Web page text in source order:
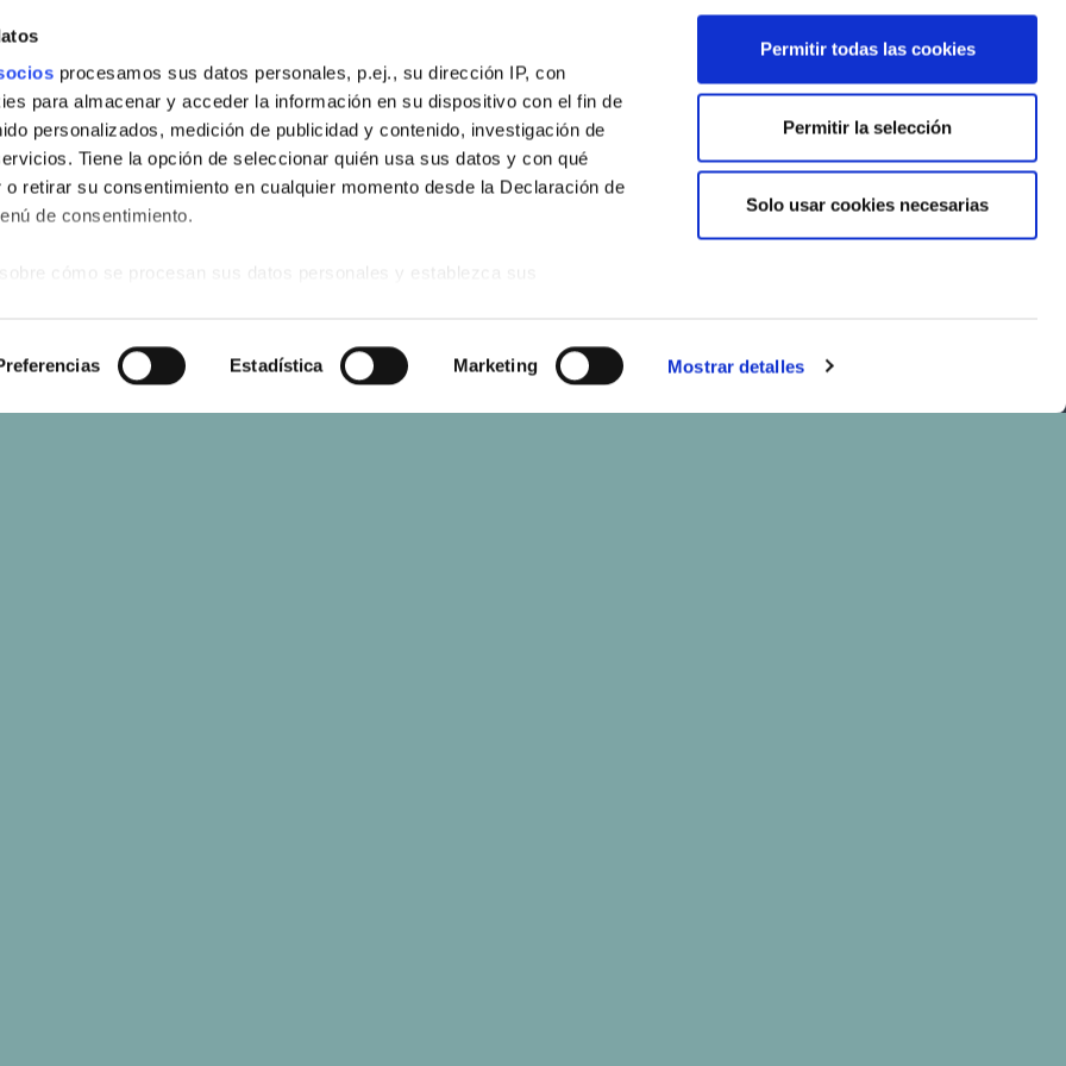
procesamos sus datos personales, p.ej., su dirección IP, con
para almacenar y acceder la información en su dispositivo con el fin de
personalizados, medición de publicidad y contenido, investigación de
Tiene la opción de seleccionar quién usa sus datos y con qué
retirar su consentimiento en cualquier momento desde la Declaración de
de consentimiento.
cómo se procesan sus datos personales y establezca sus
se usan para personalizar el contenido y los anuncios, ofrecer funciones
el tráfico. Además, compartimos información sobre el uso que haga del
Estadística Marketing Mostrar detalles
Permitir todas las cookies
Permitir la selección
Solo usar cookies necesarias